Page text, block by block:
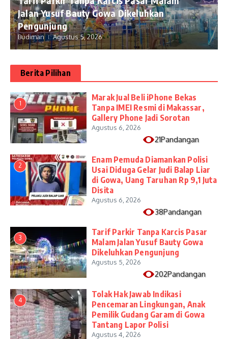
Jalan Yusuf Bauty Gowa Dikeluhkan
Pengunjung
Budiman Agustus 5, 2026
Berita Pilihan
1
​Marak Jual Beli iPhone Bekas
Tanpa IMEI Resmi di Makassar,
Gallery Phone Jadi Sorotan
Agustus 6, 2026
21Pandangan
2
Enam Pemuda Diamankan Polisi
Usai Diduga Gelar Judi Balap Liar
di Gowa, Uang Taruhan Rp 9,1 Juta
Disita
Agustus 6, 2026
38Pandangan
3
Tarif Parkir Tanpa Karcis Pasar
Malam Jalan Yusuf Bauty Gowa
Dikeluhkan Pengunjung
Agustus 5, 2026
202Pandangan
4
Tolak Hak Jawab Indikasi
Pencemaran Lingkungan, Anak
Pemilik Gudang Garam di Gowa
Tantang Lapor Polisi
Agustus 4, 2026